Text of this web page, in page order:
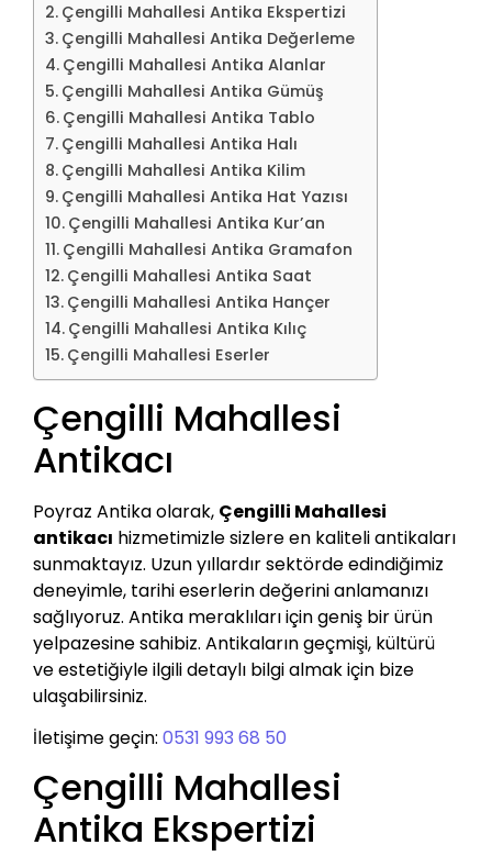
Çengilli Mahallesi Antika Ekspertizi
Çengilli Mahallesi Antika Değerleme
Çengilli Mahallesi Antika Alanlar
Çengilli Mahallesi Antika Gümüş
Çengilli Mahallesi Antika Tablo
Çengilli Mahallesi Antika Halı
Çengilli Mahallesi Antika Kilim
Çengilli Mahallesi Antika Hat Yazısı
Çengilli Mahallesi Antika Kur’an
Çengilli Mahallesi Antika Gramafon
Çengilli Mahallesi Antika Saat
Çengilli Mahallesi Antika Hançer
Çengilli Mahallesi Antika Kılıç
Çengilli Mahallesi Eserler
Çengilli Mahallesi
Antikacı
Poyraz Antika olarak, Çengilli Mahallesi
antikacı hizmetimizle sizlere en kaliteli antikaları
sunmaktayız. Uzun yıllardır sektörde edindiğimiz
deneyimle, tarihi eserlerin değerini anlamanızı
sağlıyoruz. Antika meraklıları için geniş bir ürün
yelpazesine sahibiz. Antikaların geçmişi, kültürü
ve estetiğiyle ilgili detaylı bilgi almak için bize
ulaşabilirsiniz.
İletişime geçin: 0531 993 68 50
Çengilli Mahallesi
Antika Ekspertizi